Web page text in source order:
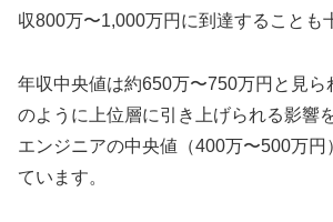
収800万〜1,000万円に到達することも
年収中央値は約650万〜750万円と見ら
のように上位層に引き上げられる影響
エンジニアの中央値（400万〜500万円
ています。